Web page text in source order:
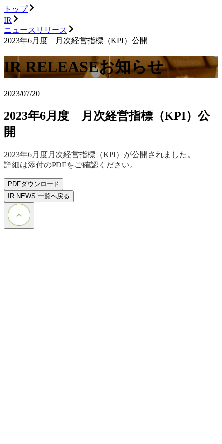
トップ
IR
ニュースリリース
2023年6月度 月次経営指標（KPI）公開
IR RELEASEお知らせ
2023/07/20
2023年6月度 月次経営指標（KPI）公
開
2023年6月度月次経営指標（KPI）が公開されました。
詳細は添付のPDFをご確認ください。
PDFダウンロード
IR NEWS 一覧へ戻る